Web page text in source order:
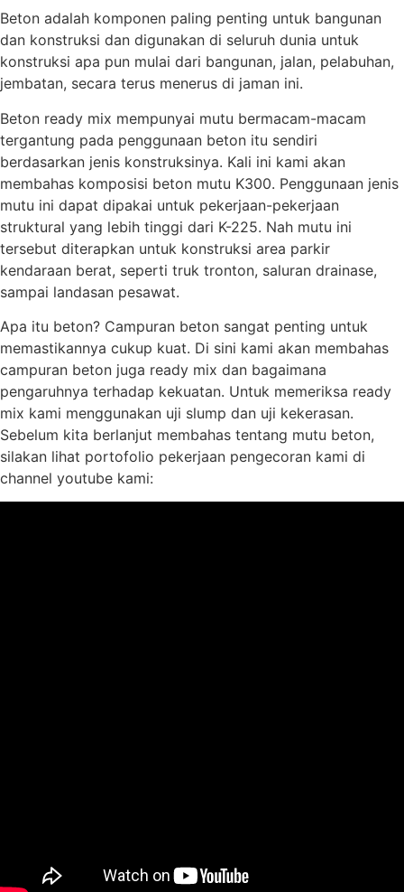
Beton adalah komponen paling penting untuk bangunan
dan konstruksi dan digunakan di seluruh dunia untuk
konstruksi apa pun mulai dari bangunan, jalan, pelabuhan,
jembatan, secara terus menerus di jaman ini.
Beton ready mix mempunyai mutu bermacam-macam
tergantung pada penggunaan beton itu sendiri
berdasarkan jenis konstruksinya. Kali ini kami akan
membahas komposisi beton mutu K300. Penggunaan jenis
mutu ini dapat dipakai untuk pekerjaan-pekerjaan
struktural yang lebih tinggi dari K-225. Nah mutu ini
tersebut diterapkan untuk konstruksi area parkir
kendaraan berat, seperti truk tronton, saluran drainase,
sampai landasan pesawat.
Apa itu beton? Campuran beton sangat penting untuk
memastikannya cukup kuat. Di sini kami akan membahas
campuran beton juga ready mix dan bagaimana
pengaruhnya terhadap kekuatan. Untuk memeriksa ready
mix kami menggunakan uji slump dan uji kekerasan.
Sebelum kita berlanjut membahas tentang mutu beton,
silakan lihat portofolio pekerjaan pengecoran kami di
channel youtube kami: